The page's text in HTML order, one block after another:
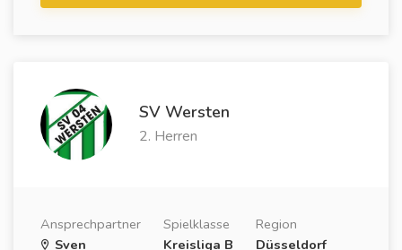
SV Wersten
2. Herren
Ansprechpartner
Sven
Spielklasse
Kreisliga B
Region
Düsseldorf